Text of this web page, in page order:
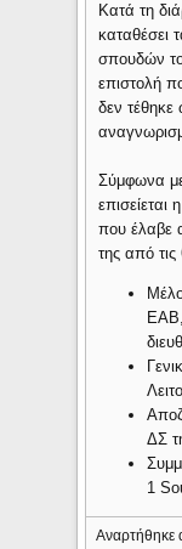
Κατά τη
καταθέσει
σπουδών
επιστολή
δεν
Σύμφωνα
που έλαβε
της από τις
ΕΑΒ,
ΔΣ
1
Αναρτήθηκε